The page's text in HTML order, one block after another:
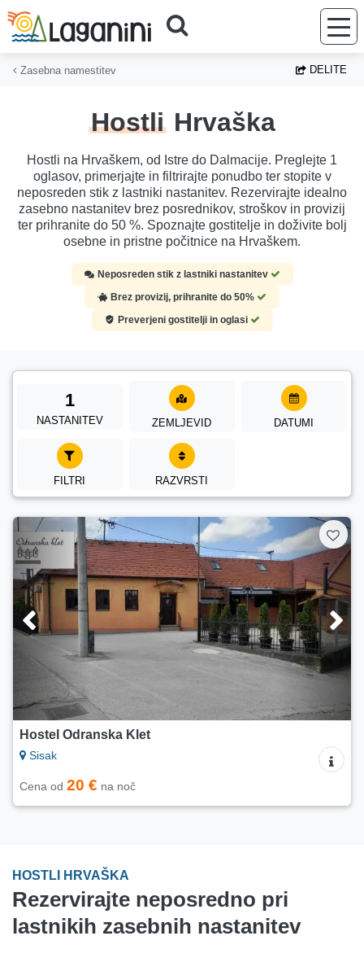
Preskoči na glavno vsebino
Zasebna namestitev DELITE
Hostli Hrvaška
Hostli na Hrvaškem, od Istre do Dalmacije. Preglejte 1
oglasov, primerjajte in filtrirajte ponudbo ter stopite v
neposreden stik z lastniki nastanitev. Rezervirajte idealno
zasebno nastanitev brez posrednikov, stroškov in provizij
ter prihranite do 50 %. Spoznajte gostitelje in doživite bolj
osebne in pristne počitnice na Hrvaškem.
Neposreden stik z lastniki nastanitev
Brez provizij, prihranite do 50%
Preverjeni gostitelji in oglasi
1
NASTANITEV ZEMLJEVID DATUMI
FILTRI RAZVRSTI
Hostel Odranska Klet
Sisak
Cena od 20 € na noč
HOSTLI HRVAŠKA
Rezervirajte neposredno pri
lastnikih zasebnih nastanitev